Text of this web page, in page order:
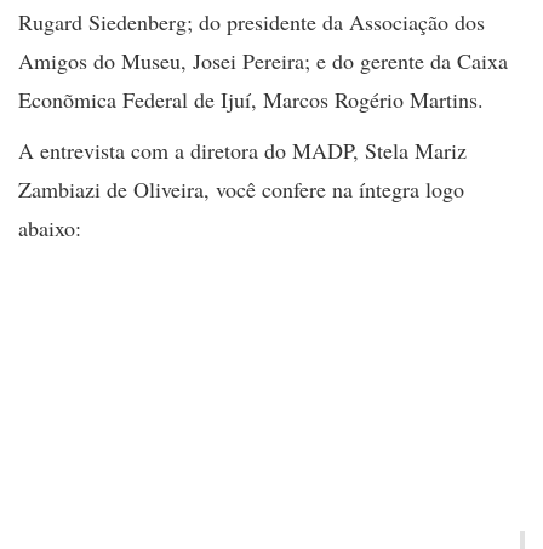
Rugard Siedenberg; do presidente da Associação dos
Amigos do Museu, Josei Pereira; e do gerente da Caixa
Econõmica Federal de Ijuí, Marcos Rogério Martins.
A entrevista com a diretora do MADP, Stela Mariz
Zambiazi de Oliveira, você confere na íntegra logo
abaixo: